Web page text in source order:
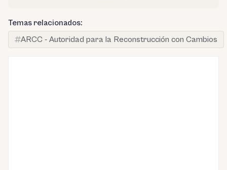
Temas relacionados:
ARCC - Autoridad para la Reconstrucción con Cambios